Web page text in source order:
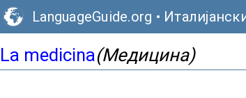
LanguageGuide.org •
La medicina(Медицина)